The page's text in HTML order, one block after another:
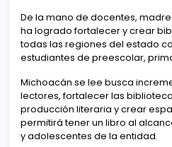
De la mano de docentes,
ha logrado fortalecer y crear
todas las regiones del estado
estudiantes de preescolar,
Michoacán se lee busca
lectores, fortalecer las
producción literaria y crear
permitirá tener un libro al
y adolescentes de la entidad.